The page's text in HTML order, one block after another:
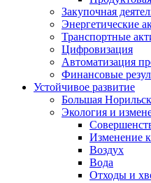
Закупочная
Энергетические
Транспортные
Цифровизация
Автоматизация
Финансовые
Устойчивое развитие
Большая
Экология и
Изменение
Воздух
Вода
Отходы и